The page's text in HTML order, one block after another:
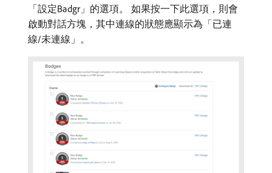
「設定Badgr」的選項。 如果按一下此選項，則會
啟動對話方塊，其中連線的狀態應顯示為「已連
線/未連線」。